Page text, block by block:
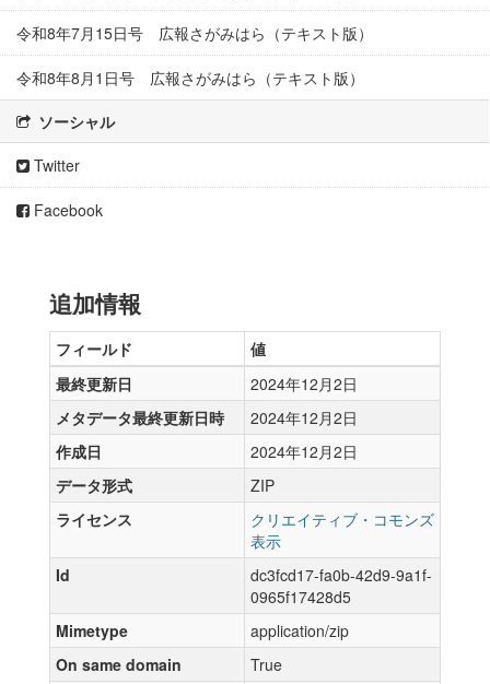
令和8年7月15日号 広報さがみはら（テキスト版）
令和8年8月1日号 広報さがみはら（テキスト版）
ソーシャル
Twitter
Facebook
追加情報
フィールド
値
最終更新日
2024年12月2日
メタデータ最終更新日時
2024年12月2日
作成日
2024年12月2日
データ形式
ZIP
ライセンス
クリエイティブ・コモンズ
表示
Id
dc3fcd17-fa0b-42d9-9a1f-
0965f17428d5
Mimetype
application/zip
On same domain
True